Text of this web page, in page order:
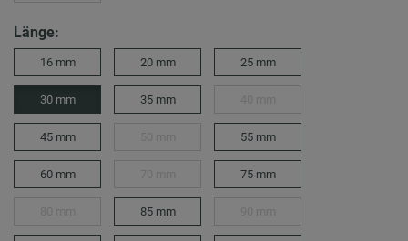
Länge:
16 mm 20 mm 25 mm
30 mm 35 mm
45 mm 55 mm
60 mm 75 mm
85 mm